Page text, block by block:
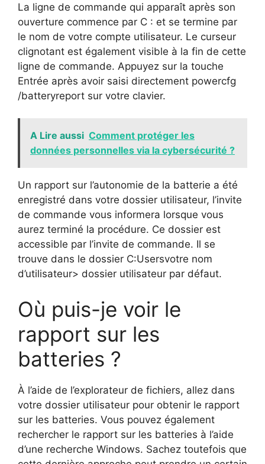
La ligne de commande qui apparaît après son
ouverture commence par C : et se termine par
le nom de votre compte utilisateur. Le curseur
clignotant est également visible à la fin de cette
ligne de commande. Appuyez sur la touche
Entrée après avoir saisi directement powercfg
/batteryreport sur votre clavier.
A Lire aussi Comment protéger les
données personnelles via la cybersécurité ?
Un rapport sur l’autonomie de la batterie a été
enregistré dans votre dossier utilisateur, l’invite
de commande vous informera lorsque vous
aurez terminé la procédure. Ce dossier est
accessible par l’invite de commande. Il se
trouve dans le dossier C:Usersvotre nom
d’utilisateur> dossier utilisateur par défaut.
Où puis-je voir le
rapport sur les
batteries ?
À l’aide de l’explorateur de fichiers, allez dans
votre dossier utilisateur pour obtenir le rapport
sur les batteries. Vous pouvez également
rechercher le rapport sur les batteries à l’aide
d’une recherche Windows. Sachez toutefois que